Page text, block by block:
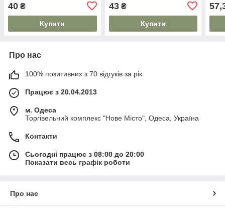
40 ₴
Купити
43₴
Купити
Про нас
100% позитивних з 70 відгуків за рік
Працює з 20.04.2013
м. Одеса
Торгівельний комплекс "Нове Місто", Одеса, Україна
Контакти
Сьогодні працює з 08:00 до 20:00
Показати весь графік роботи
Про нас